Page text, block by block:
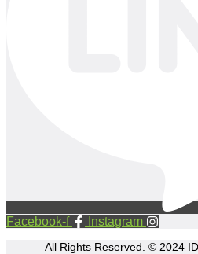
Facebook-f Instagram
All Rights Reserved. © 2024